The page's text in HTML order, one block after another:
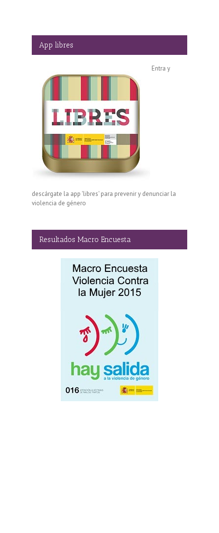
App libres
Entra y
descárgate la app 'libres' para prevenir y denunciar la
violencia de género
Resultados Macro Encuesta